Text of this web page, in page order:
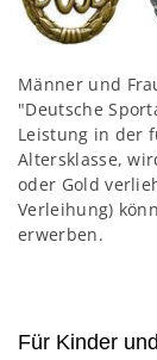
Männer und
"Deutsche
Leistung in der
Altersklasse,
oder Gold
Verleihung)
erwerben.
Für Kinder